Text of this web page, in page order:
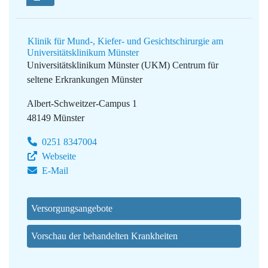
Klinik für Mund-, Kiefer- und Gesichtschirurgie am
Universitätsklinikum Münster
Universitätsklinikum Münster (UKM) Centrum für
seltene Erkrankungen Münster
Albert-Schweitzer-Campus 1
48149 Münster
0251 8347004
Webseite
E-Mail
Versorgungsangebote
Vorschau der behandelten Krankheiten